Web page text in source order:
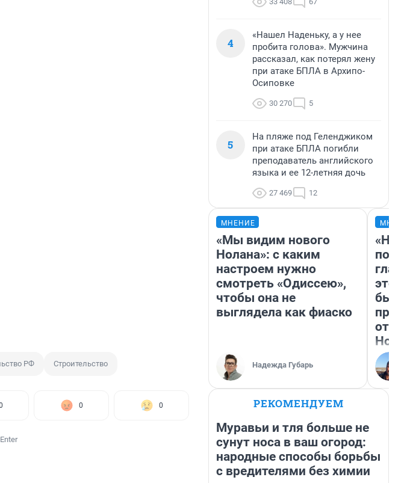
РФ Строительство
0 0
4
«Нашел Наденьку, а у нее
пробита голова». Мужчина
рассказал, как потерял жену
при атаке БПЛА в Архипо-
Осиповке
30 270 5
5
На пляже под Геленджиком
при атаке БПЛА погибли
преподаватель английского
языка и ее 12-летняя дочь
27 469 12
МНЕНИЕ
«Мы видим нового
Нолана»: с каким
настроем нужно
смотреть «Одиссею»,
чтобы она не
выглядела как фиаско
Надежда Губарь
этого
бьет
РЕКОМЕНДУЕМ
Муравьи и тля больше не
сунут носа в ваш огород:
народные способы борьбы
с вредителями без химии